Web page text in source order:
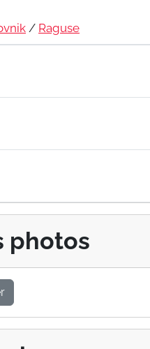
/ Raguse
photos